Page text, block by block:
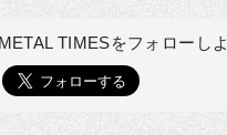
TIMESをフォローしよ